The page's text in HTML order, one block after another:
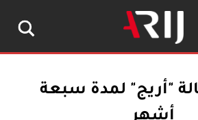
"أريج" لمدة سبعة